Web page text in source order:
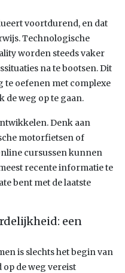
voortdurend, en dat
Technologische
worden steeds vaker
na te bootsen. Dit
te oefenen met complexe
de weg op te gaan.
Denk aan
motorfietsen of
cursussen kunnen
recente informatie te
bent met de laatste
een
is slechts het begin van
de weg vereist